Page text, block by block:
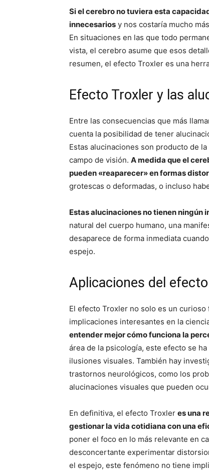
Si el cerebro no tuviera esta
innecesarios y nos costaría mucho
En situaciones en las que todo
vista, el cerebro asume que esos
resumen, el efecto Troxler es una
Efecto Troxler y las
Entre las consecuencias que más
cuenta la posibilidad de tener
Estas alucinaciones son producto de
campo de visión. A medida que el
pueden «reaparecer» en formas
grotescas o deformadas, o incluso
Estas alucinaciones no tienen ningún
natural del cuerpo humano, una
desaparece de forma inmediata
espejo.
Aplicaciones del
El efecto Troxler no solo es un
implicaciones interesantes en la
entender mejor cómo funciona la
área de la psicología, este efecto se
ilusiones visuales. También hay
trastornos neurológicos, como los
alucinaciones visuales que pueden
En definitiva, el efecto Troxler es una
gestionar la vida cotidiana con una
poner el foco en lo más relevante en
desconcertante experimentar
el espejo, este fenómeno no tiene